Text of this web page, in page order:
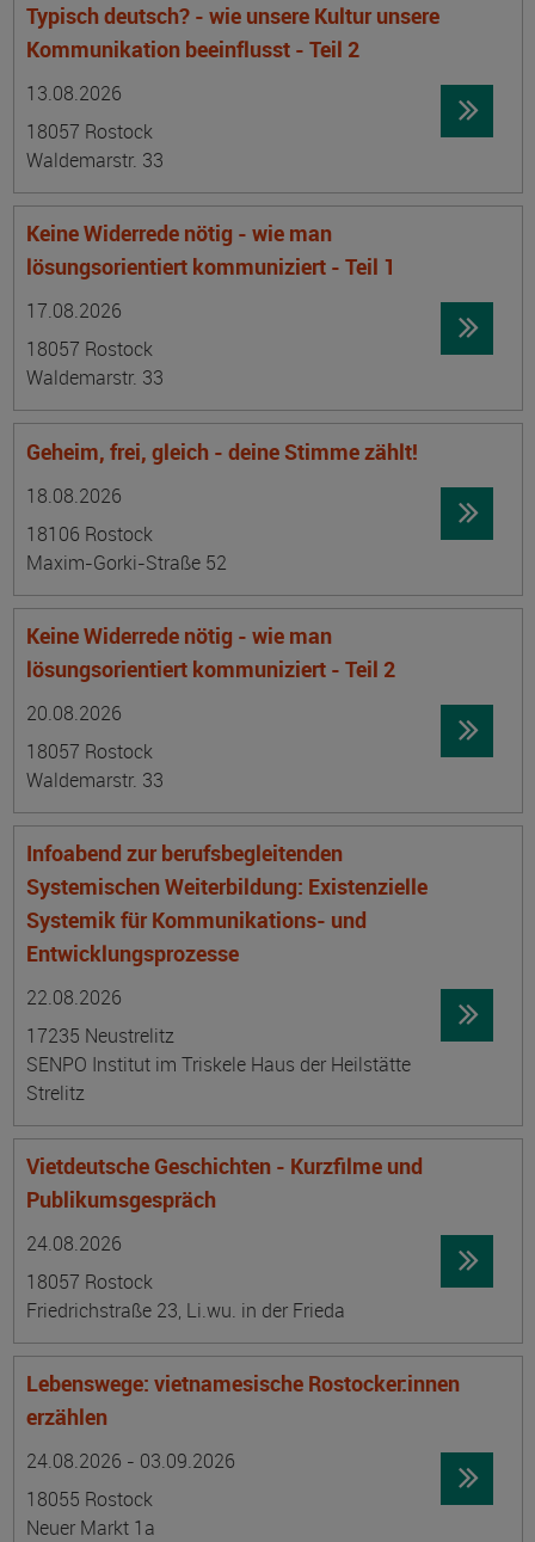
Typisch deutsch? - wie unsere Kultur unsere
Kommunikation beeinflusst - Teil 2
13.08.2026
18057 Rostock
Waldemarstr. 33
Keine Widerrede nötig - wie man
lösungsorientiert kommuniziert - Teil 1
17.08.2026
18057 Rostock
Waldemarstr. 33
Geheim, frei, gleich - deine Stimme zählt!
18.08.2026
18106 Rostock
Maxim-Gorki-Straße 52
Keine Widerrede nötig - wie man
lösungsorientiert kommuniziert - Teil 2
20.08.2026
18057 Rostock
Waldemarstr. 33
Infoabend zur berufsbegleitenden
Systemischen Weiterbildung: Existenzielle
Systemik für Kommunikations- und
Entwicklungsprozesse
22.08.2026
17235 Neustrelitz
SENPO Institut im Triskele Haus der Heilstätte
Strelitz
Vietdeutsche Geschichten - Kurzfilme und
Publikumsgespräch
24.08.2026
18057 Rostock
Friedrichstraße 23, Li.wu. in der Frieda
Lebenswege: vietnamesische Rostocker:innen
erzählen
24.08.2026 - 03.09.2026
18055 Rostock
Neuer Markt 1a